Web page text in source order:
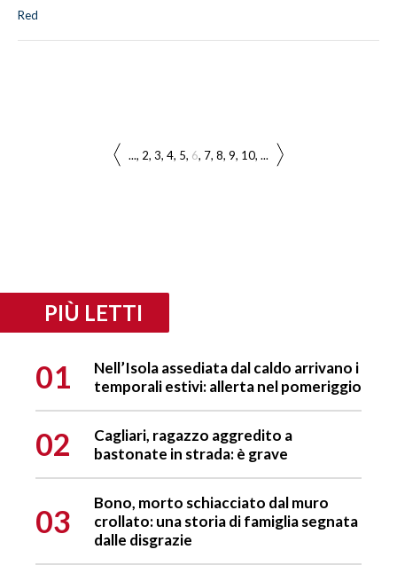
Red
... 2 3 4 5 6 7 8 9 10 ...
PIÙ LETTI
01
Nell’Isola assediata dal caldo arrivano i
temporali estivi: allerta nel pomeriggio
02
Cagliari, ragazzo aggredito a
bastonate in strada: è grave
03
Bono, morto schiacciato dal muro
crollato: una storia di famiglia segnata
dalle disgrazie